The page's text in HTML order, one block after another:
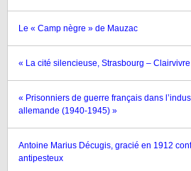
Le « Camp nègre » de Mauzac
« La cité silencieuse, Strasbourg –
« Prisonniers de guerre français dans
allemande (1940-1945) »
Antoine Marius Décugis, gracié en 1912
antipesteux